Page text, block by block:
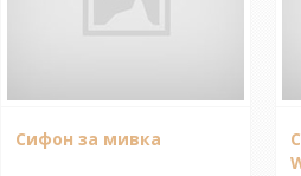
Сифон за мивка